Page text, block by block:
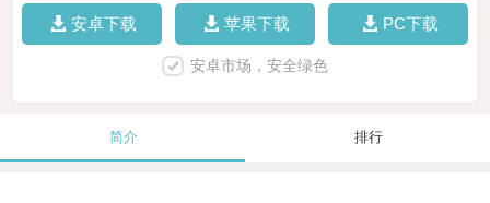
安卓下载 苹果下载 PC下载
安卓市场，安全绿色
简介 排行